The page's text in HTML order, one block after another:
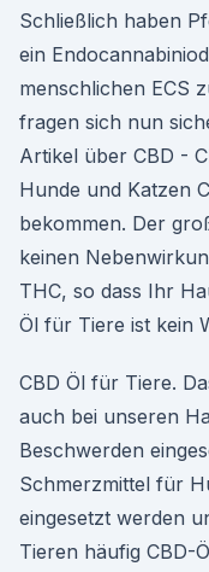
Schließlich haben
ein
menschlichen ECS
fragen sich nun
Artikel über CBD -
Hunde und Katzen
bekommen. Der
keinen
THC, so dass Ihr
Öl für Tiere ist kein
CBD Öl für Tiere.
auch bei unseren
Beschwerden
Schmerzmittel für
eingesetzt werden
Tieren häufig CBD-